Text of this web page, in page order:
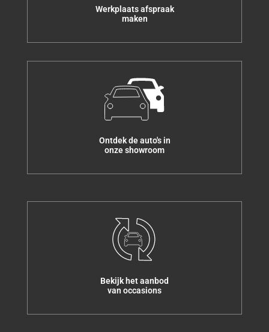
Werkplaats afspraak
maken
Ontdek de auto's in
onze showroom
Bekijk het aanbod
van occasions